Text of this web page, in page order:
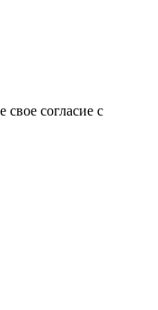
согласие с